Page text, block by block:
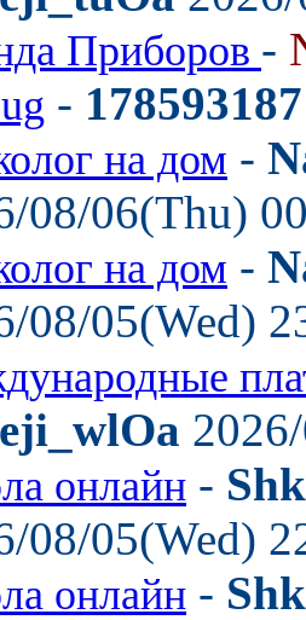
Приборов -
-
на дом -
08/06(Thu)
на дом -
08/05(Wed)
онлайн -
08/05(Wed)
онлайн -